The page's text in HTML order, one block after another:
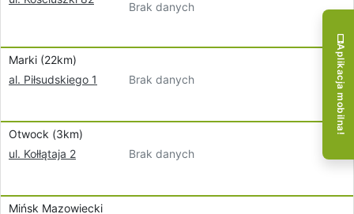
Brak danych
Marki (22km)
al. Piłsudskiego 1
Brak danych
Otwock (3km)
ul. Kołłątaja 2
Brak danych
Mińsk Mazowiecki
Aplikacja mobilna!